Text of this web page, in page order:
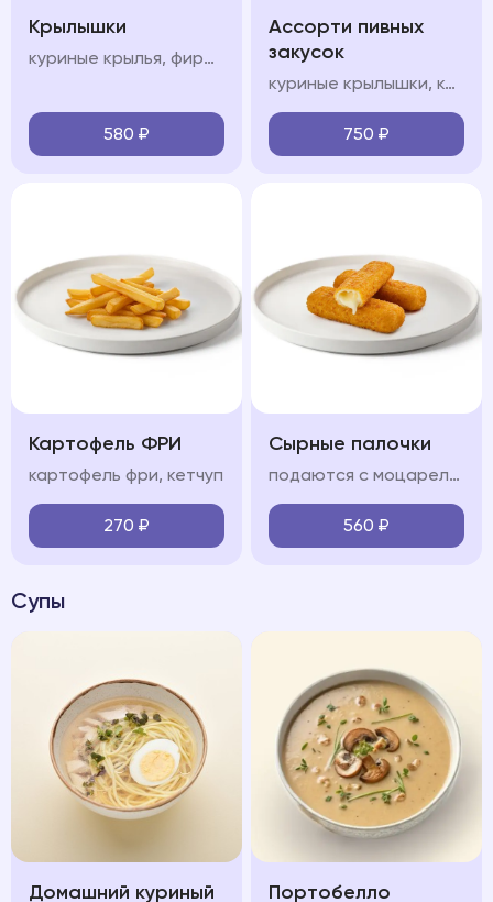
Крылышки
куриные крылья, фирменный соус, кинза
580 ₽
Ассорти пивных
закусок
куриные крылышки, картофель спайс, чесночные гренки, кетчуп, соус сладкий чили
750 ₽
Картофель ФРИ
картофель фри, кетчуп
270 ₽
Сырные палочки
подаются с моцареллой и соусом сладкий чили
560 ₽
Супы
Домашний куриный Портобелло